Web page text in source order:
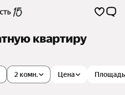
квартиру
2 комн. Цена Площадь